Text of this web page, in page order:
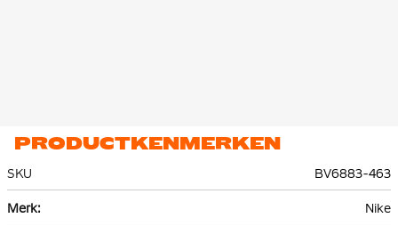
PRODUCTKENMERKEN
SKU
BV6883-463
informatie
Nike